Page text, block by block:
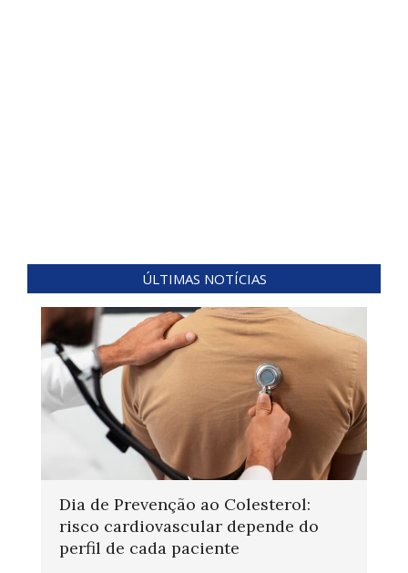
ÚLTIMAS NOTÍCIAS
Dia de Prevenção ao Colesterol:
risco cardiovascular depende do
perfil de cada paciente